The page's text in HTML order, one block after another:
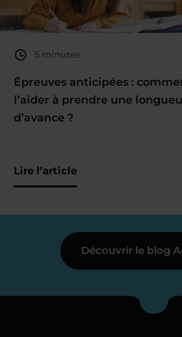
5 minutes
Épreuves anticipées :
l’aider à prendre une
d’avance ?
Lire l’article
Découvrir le blog